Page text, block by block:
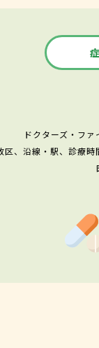
ドクターズ・フ
区、沿線・駅、診療